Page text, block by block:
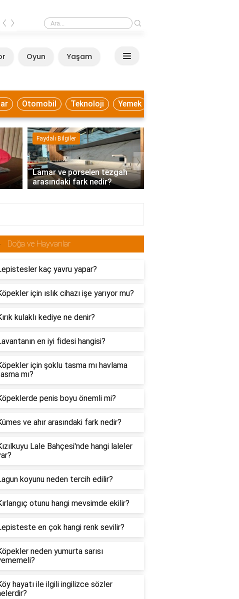
Lamar ve porselen tezgah arasındaki fark nedir?
‹ ›
Oyun Yaşam
Otomobil Teknoloji Yemek
Faydalı Bilgiler
Lamar ve porselen tezgah
arasındaki fark nedir?
›
Doğa ve Hayvanlar
kaç yavru yapar?
için ıslık cihazı işe yarıyor mu?
kulaklı kediye ne denir?
en iyi fidesi hangisi?
için şoklu tasma mı havlama
mı?
penis boyu önemli mi?
ve ahır arasındaki fark nedir?
Lale Bahçesi'nde hangi laleler
koyunu neden tercih edilir?
otunu hangi mevsimde ekilir?
en çok hangi renk sevilir?
neden yumurta sarısı
hayatı ile ilgili ingilizce sözler